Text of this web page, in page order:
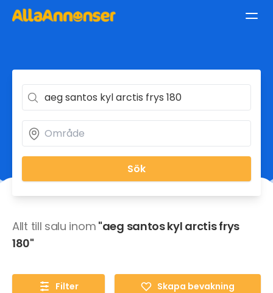
Sök
Allt till salu inom "aeg santos kyl arctis frys
180"
Filter Skapa bevakning